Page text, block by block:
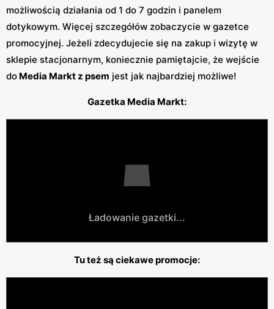
możliwością działania od 1 do 7 godzin i panelem
dotykowym. Więcej szczegółów zobaczycie w gazetce
promocyjnej. Jeżeli zdecydujecie się na zakup i wizytę w
sklepie stacjonarnym, koniecznie pamiętajcie, że wejście
do Media Markt z psem jest jak najbardziej możliwe!
Gazetka Media Markt:
Ładowanie gazetki...
Tu też są ciekawe promocje: